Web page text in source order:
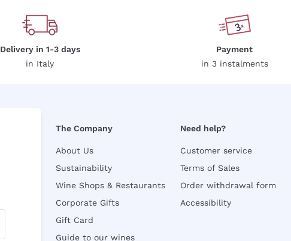
Delivery in 1-3 days
in Italy
Payment
in 3 instalments
The Company
About Us
Sustainability
Wine Shops & Restaurants
Corporate Gifts
Gift Card
Guide to our wines
Need help?
Customer service
Terms of Sales
Order withdrawal form
Accessibility